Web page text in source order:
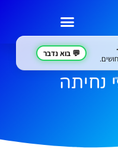
💬 בוא נדבר
נחיתה